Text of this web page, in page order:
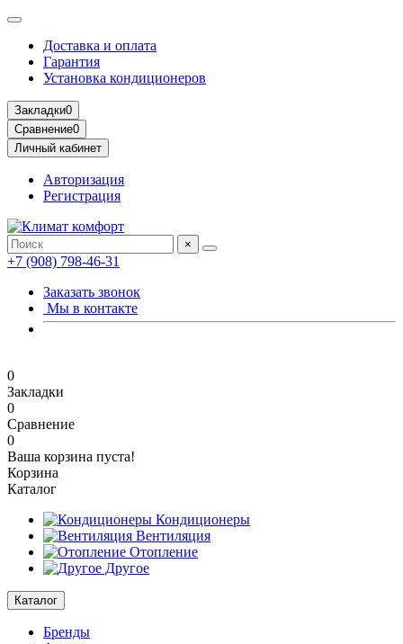
Доставка и оплата
Гарантия
Установка кондиционеров
Закладки0
Сравнение0
Личный кабинет
Авторизация
Регистрация
×
+7 (908) 798-46-31
Заказать звонок
Мы в контакте
0
Закладки
0
Сравнение
0
Ваша корзина пуста!
Корзина
Каталог
Кондиционеры
Вентиляция
Отопление
Другое
Каталог
Бренды